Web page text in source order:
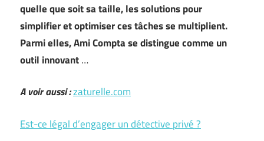
quelle que soit sa taille, les solutions pour
simplifier et optimiser ces tâches se multiplient.
Parmi elles, Ami Compta se distingue comme un
outil innovant…
A voir aussi :zaturelle.com
Est-ce légal d’engager un détective privé ?